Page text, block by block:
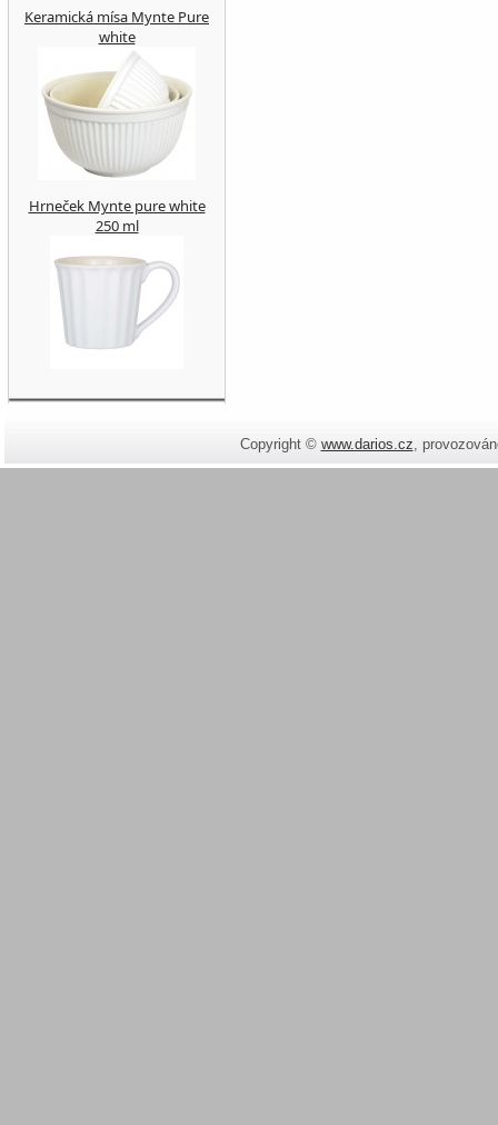
Keramická mísa Mynte Pure
white
Hrneček Mynte pure white
250 ml
Copyright © www.darios.cz,